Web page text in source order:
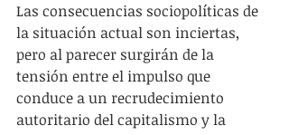
Las consecuencias sociopolíticas de
la situación actual son inciertas,
pero al parecer surgirán de la
tensión entre el impulso que
conduce a un recrudecimiento
autoritario del capitalismo y la